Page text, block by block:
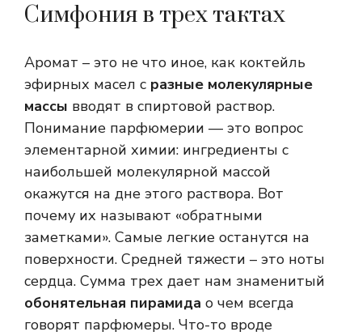
Симфония в трех тактах
Аромат – это не что иное, как коктейль
эфирных масел с разные молекулярные
массы вводят в спиртовой раствор.
Понимание парфюмерии — это вопрос
элементарной химии: ингредиенты с
наибольшей молекулярной массой
окажутся на дне этого раствора. Вот
почему их называют «обратными
заметками». Самые легкие останутся на
поверхности. Средней тяжести – это ноты
сердца. Сумма трех дает нам знаменитый
обонятельная пирамида о чем всегда
говорят парфюмеры. Что-то вроде